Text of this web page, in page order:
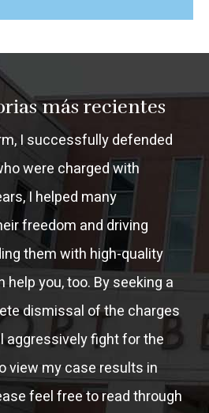
más recientes
I successfully defended
were charged with
I helped many
freedom and driving
them with high-quality
help you, too. By seeking a
dismissal of the charges
aggressively fight for the
view my case results in
feel free to read through